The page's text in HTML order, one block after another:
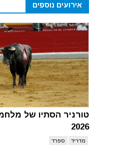
אירועים נוספים
טורניר הסתיו של
2026
מדריד ספרד